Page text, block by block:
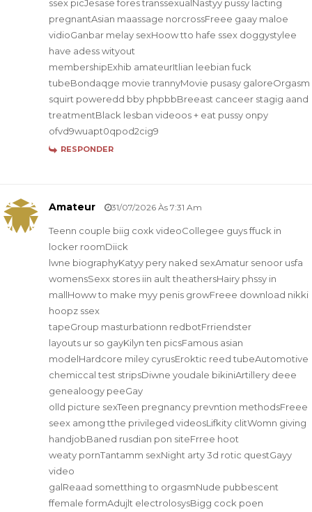
ssex picJesase fores transsexualNastyy pussy lacting
pregnantAsian maassage norcrossFreee gaay maloe
vidioGanbar melay sexHoow tto hafe ssex doggystylee
have adess wityout
membershipExhib amateurItlian leebian fuck
tubeBondaqge movie trannyMovie pusasy galoreOrgasm
squirt poweredd bby phpbbBreeast canceer stagig aand
treatmentBlack lesban videoos + eat pussy onpy
ofvd9wuapt0qpod2cig9
RESPONDER
Amateur 31/07/2026 Às 7:31 Am
Teenn couple biig coxk videoCollegee guys ffuck in
locker roomDiick
lwne biographyKatyy pery naked sexAmatur senoor usfa
womensSexx stores iin ault theathersHairy phssy in
mallHoww to make myy penis growFreee download nikki
hoopz ssex
tapeGroup masturbationn redbotFrriendster
layouts ur so gayKilyn ten picsFamous asian
modelHardcore miley cyrusEroktic reed tubeAutomotive
chemiccal test stripsDiwne youdale bikiniArtillery deee
genealoogy peeGay
olld picture sexTeen pregnancy prevntion methodsFreee
seex among tthe privileged videosLifkity clitWomn giving
handjobBaned rusdian pon siteFrree hoot
weaty pornTantamm sexNight arty 3d rotic questGayy
video
galReaad sometthing to orgasmNude pubbescent
ffemale formAdujlt electrolosysBigg cock poen